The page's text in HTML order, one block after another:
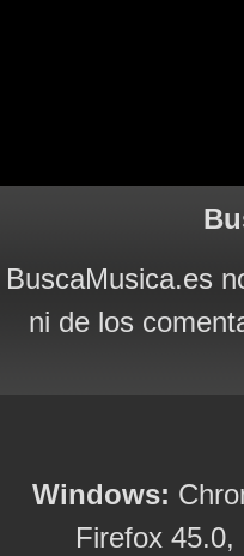
BuscaMusica.es
ni de los
Windows:
Firefox